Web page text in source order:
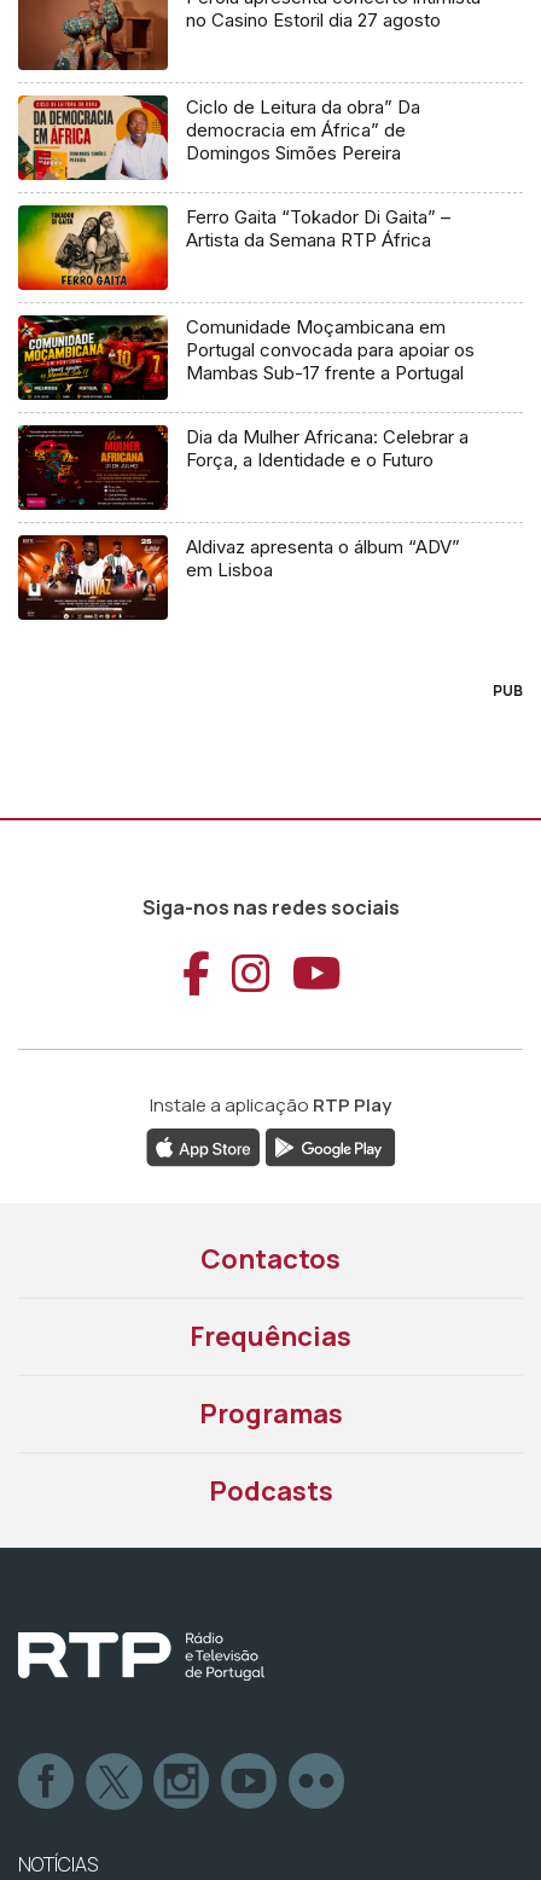
no Casino Estoril dia 27 agosto
Ciclo de Leitura da obra” Da
democracia em África” de
Domingos Simões Pereira
Ferro Gaita “Tokador Di Gaita” –
Artista da Semana RTP África
Comunidade Moçambicana em
Portugal convocada para apoiar os
Mambas Sub-17 frente a Portugal
Dia da Mulher Africana: Celebrar a
Força, a Identidade e o Futuro
Aldivaz apresenta o álbum “ADV”
em Lisboa
PUB
Siga-nos nas redes sociais
Aceder ao
Aceder ao
Aceder
Instale a aplicação RTP Play
Contactos
Frequências
Programas
Podcasts
NOTÍCIAS